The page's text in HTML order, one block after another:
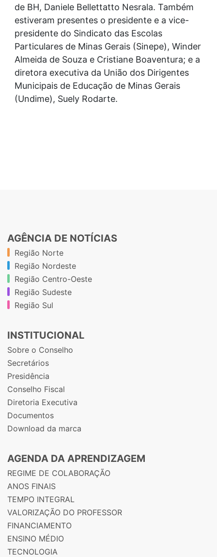
de BH, Daniele Bellettatto Nesrala. Também
estiveram presentes o presidente e a vice-
presidente do Sindicato das Escolas
Particulares de Minas Gerais (Sinepe), Winder
Almeida de Souza e Cristiane Boaventura; e a
diretora executiva da União dos Dirigentes
Municipais de Educação de Minas Gerais
(Undime), Suely Rodarte.
AGÊNCIA DE NOTÍCIAS
Região Norte
Região Nordeste
Região Centro-Oeste
Região Sudeste
Região Sul
INSTITUCIONAL
Sobre o Conselho
Secretários
Presidência
Conselho Fiscal
Diretoria Executiva
Documentos
Download da marca
AGENDA DA APRENDIZAGEM
REGIME DE COLABORAÇÃO
ANOS FINAIS
TEMPO INTEGRAL
VALORIZAÇÃO DO PROFESSOR
FINANCIAMENTO
ENSINO MÉDIO
TECNOLOGIA